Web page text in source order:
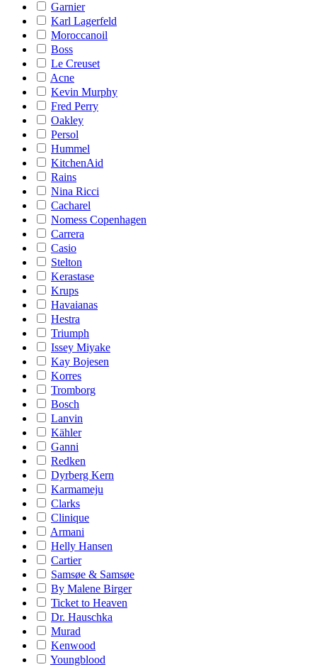
Garnier
Karl Lagerfeld
Moroccanoil
Boss
Le Creuset
Acne
Kevin Murphy
Fred Perry
Oakley
Persol
Hummel
KitchenAid
Rains
Nina Ricci
Cacharel
Nomess Copenhagen
Carrera
Casio
Stelton
Kerastase
Krups
Havaianas
Hestra
Triumph
Issey Miyake
Kay Bojesen
Korres
Tromborg
Bosch
Lanvin
Kähler
Ganni
Redken
Dyrberg Kern
Karmameju
Clarks
Clinique
Armani
Helly Hansen
Cartier
Samsøe & Samsøe
By Malene Birger
Ticket to Heaven
Dr. Hauschka
Murad
Kenwood
Youngblood